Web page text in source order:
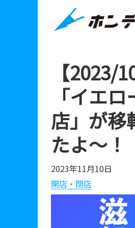
【2023/
「イエ
店」が移
たよ～！
2023年11月10日
開店・閉店